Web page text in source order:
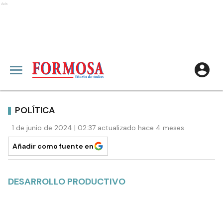
Ads
POLÍTICA
1 de junio de 2024 | 02:37 actualizado hace 4 meses
Añadir como fuente en
DESARROLLO PRODUCTIVO